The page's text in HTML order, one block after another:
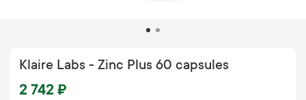
Klaire Labs - Zinc Plus 60 capsules
2 742 ₽